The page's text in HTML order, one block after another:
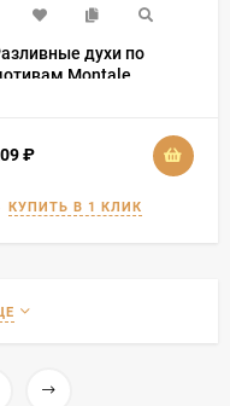
духи по
Montale
₽
КУПИТЬ В 1 КЛИК